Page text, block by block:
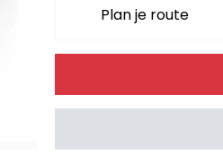
Amalfi,
Amalfi, 3 zits
Plan je route